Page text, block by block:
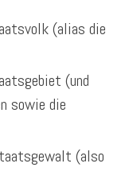
(alias die
(und
sowie die
(also